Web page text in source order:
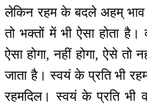
लेकिन रहम के बदले अहम् भाव
तो भक्तों में भी ऐसा होता
ऐसा होगा, नहीं होगा, ऐसे तो
जाता है। स्वयं के प्रति भी
रहमदिल। स्वयं के प्रति भी